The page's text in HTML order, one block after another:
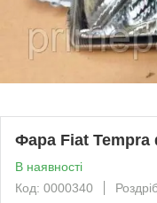
Фара Fiat Tempra
В наявності
Код: 0000340